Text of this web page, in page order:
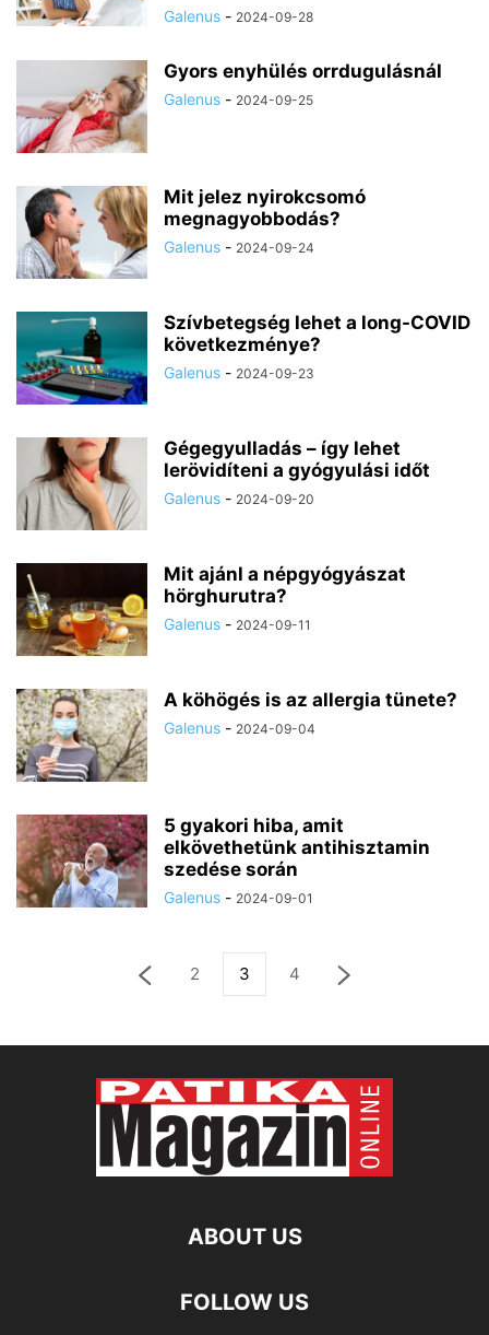
Galenus - 2024-09-28
Gyors enyhülés orrdugulásnál
Galenus - 2024-09-25
Mit jelez nyirokcsomó
megnagyobbodás?
Galenus - 2024-09-24
Szívbetegség lehet a long-COVID
következménye?
Galenus - 2024-09-23
Gégegyulladás – így lehet
lerövidíteni a gyógyulási időt
Galenus - 2024-09-20
Mit ajánl a népgyógyászat
hörghurutra?
Galenus - 2024-09-11
A köhögés is az allergia tünete?
Galenus - 2024-09-04
5 gyakori hiba, amit
elkövethetünk antihisztamin
szedése során
Galenus - 2024-09-01
2 3 4
ABOUT US
FOLLOW US